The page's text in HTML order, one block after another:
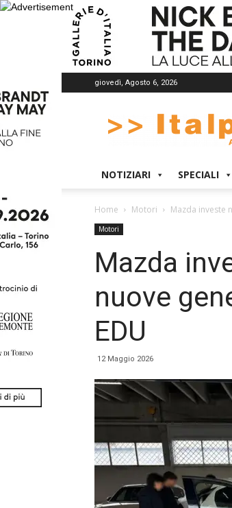
giovedì, Agosto 6, 2026
NOTIZIARI SPECIALI
Home Motori Mazda investe
Motori
Mazda
nuove
EDU
12 Maggio 2026